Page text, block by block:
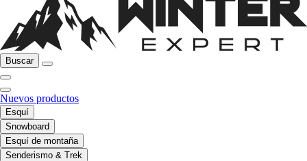
Buscar
Nuevos productos
Esquí
Snowboard
Esquí de montaña
Senderismo & Trek